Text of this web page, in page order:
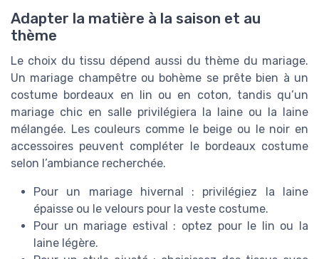
Adapter la matière à la saison et au
thème
Le choix du tissu dépend aussi du thème du mariage.
Un mariage champêtre ou bohème se prête bien à un
costume bordeaux en lin ou en coton, tandis qu’un
mariage chic en salle privilégiera la laine ou la laine
mélangée. Les couleurs comme le beige ou le noir en
accessoires peuvent compléter le bordeaux costume
selon l’ambiance recherchée.
Pour un mariage hivernal : privilégiez la laine
épaisse ou le velours pour la veste costume.
Pour un mariage estival : optez pour le lin ou la
laine légère.